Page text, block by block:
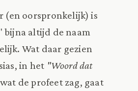
(en oorspronkelijk) is
bijna altijd de naam
Wat daar gezien
in het "Woord dat
de profeet zag, gaat